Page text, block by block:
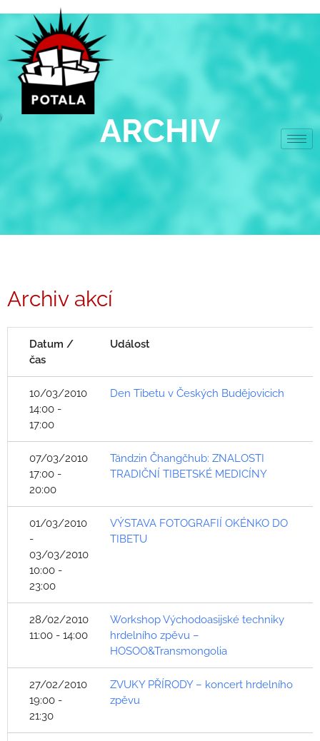
obsah
ARCHIV
Archiv akcí
Datum /
čas
Událost
10/03/2010
14:00 -
17:00
Den Tibetu v Českých Budějovicich
07/03/2010
17:00 -
20:00
Tändzin Čhangčhub: ZNALOSTI
TRADIČNÍ TIBETSKÉ MEDICÍNY
01/03/2010
-
03/03/2010
10:00 -
23:00
VÝSTAVA FOTOGRAFIÍ OKÉNKO DO
TIBETU
28/02/2010
11:00 - 14:00
Workshop Východoasijské techniky
hrdelního zpěvu –
HOSOO&Transmongolia
27/02/2010
19:00 -
21:30
ZVUKY PŘÍRODY – koncert hrdelního
zpěvu